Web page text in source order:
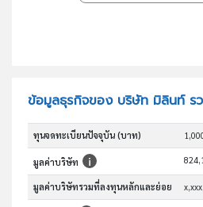
ข้อมูลธุรกิจของ บริษัท มิลินท์ ร
ทุนจดทะเบียนปัจจุบัน (บาท)
มูลค่าบริษัท
มูลค่าบริษัทรวมที่ลงทุนหลักและย่อย